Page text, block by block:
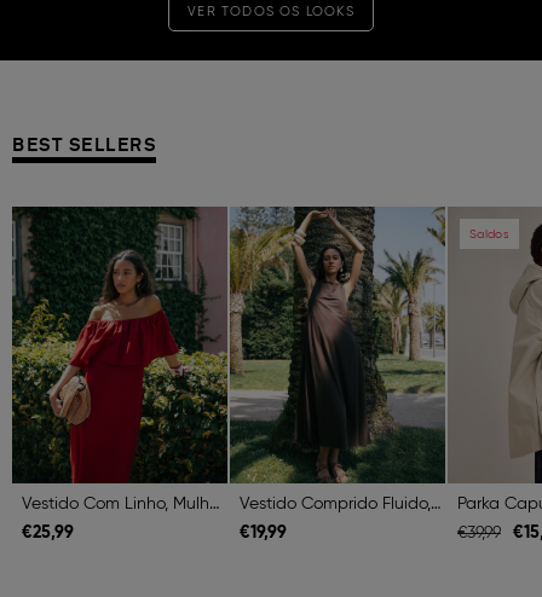
VER TODOS OS LOOKS
BEST SELLERS
Previous Next
Vestido Com Linho, Mulher, Vermelho Escuro
€25,99
Previous Next
Vestido Comprido Fluido, Mulher, Castanho Escuro
€19,99
Saldos
Previous
€39,99 €